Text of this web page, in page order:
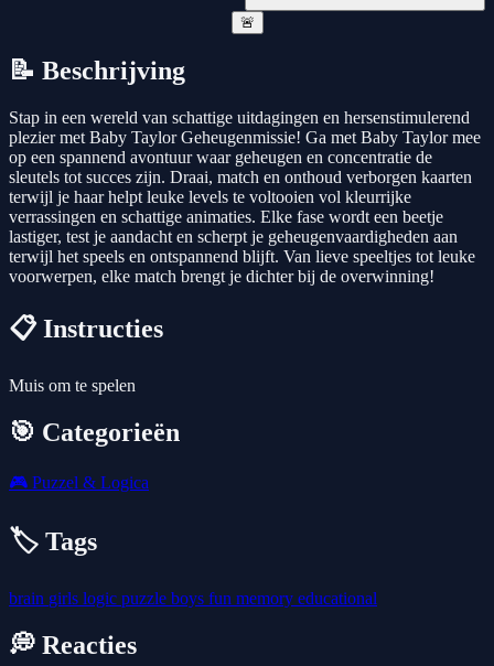
🚨
📝 Beschrijving
Stap in een wereld van schattige uitdagingen en hersenstimulerend
plezier met Baby Taylor Geheugenmissie! Ga met Baby Taylor mee
op een spannend avontuur waar geheugen en concentratie de
sleutels tot succes zijn. Draai, match en onthoud verborgen kaarten
terwijl je haar helpt leuke levels te voltooien vol kleurrijke
verrassingen en schattige animaties. Elke fase wordt een beetje
lastiger, test je aandacht en scherpt je geheugenvaardigheden aan
terwijl het speels en ontspannend blijft. Van lieve speeltjes tot leuke
voorwerpen, elke match brengt je dichter bij de overwinning!
📋 Instructies
Muis om te spelen
🎯 Categorieën
🎮 Puzzel & Logica
🏷️ Tags
brain girls logic puzzle boys fun memory educational
💭 Reacties